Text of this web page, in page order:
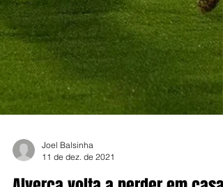
Joel Balsinha